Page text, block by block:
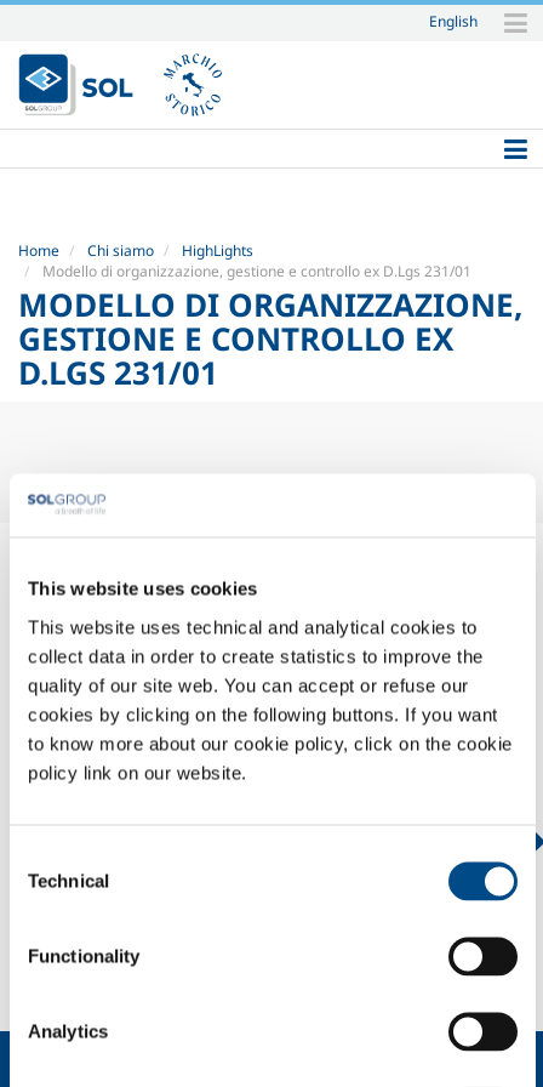
This website uses cookies
This website uses technical and analytical cookies to
collect data in order to create statistics to improve the
quality of our site web. You can accept or refuse our
cookies by clicking on the following buttons. If you want
to know more about our cookie policy, click on the cookie
policy link on our website.
Selection
Technical
Functionality
Analytics
Salta
ai
contenuti.
|
alla
English
Home Chi siamo
HighLights
Modello di organizzazione, gestione e controllo ex D.Lgs 231/01
MODELLO DI ORGANIZZAZIONE,
GESTIONE E CONTROLLO EX
D.LGS 231/01
231/01, SOL Spa ha predisposto ed adottato un Modello di
A seguito dell’entrata in vigore del Decreto Legislativo 231/01, SOL Spa
ha predisposto ed adottato un Modello di gestione, organizzazione e
controllo.
Modello 231
ETICA E VALORI
SICUREZZA, AMBIENTE E QUALITÀ